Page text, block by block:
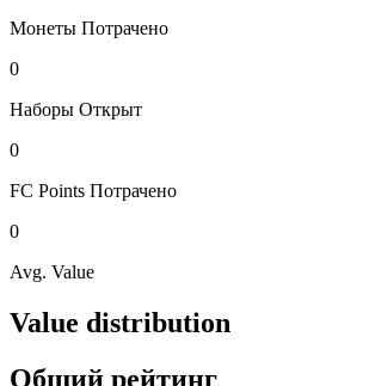
Монеты Потрачено
0
Наборы Открыт
0
FC Points Потрачено
0
Avg. Value
Value distribution
Общий рейтинг